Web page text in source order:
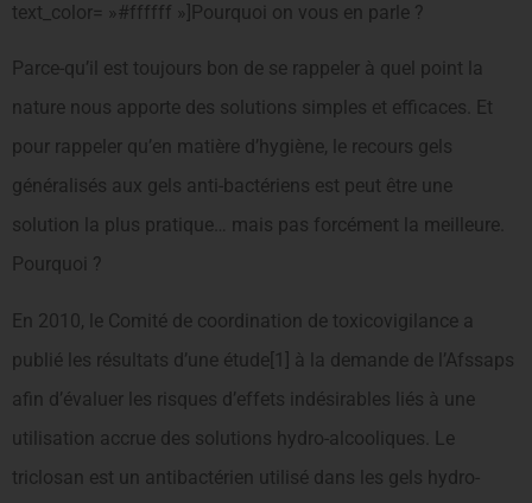
text_color= »#ffffff »]Pourquoi on vous en parle ?
Parce-qu’il est toujours bon de se rappeler à quel point la
nature nous apporte des solutions simples et efficaces. Et
pour rappeler qu’en matière d’hygiène, le recours gels
généralisés aux gels anti-bactériens est peut être une
solution la plus pratique… mais pas forcément la meilleure.
Pourquoi ?
En 2010, le Comité de coordination de toxicovigilance a
publié les résultats d’une étude[1] à la demande de l’Afssaps
afin d’évaluer les risques d’effets indésirables liés à une
utilisation accrue des solutions hydro-alcooliques. Le
triclosan est un antibactérien utilisé dans les gels hydro-